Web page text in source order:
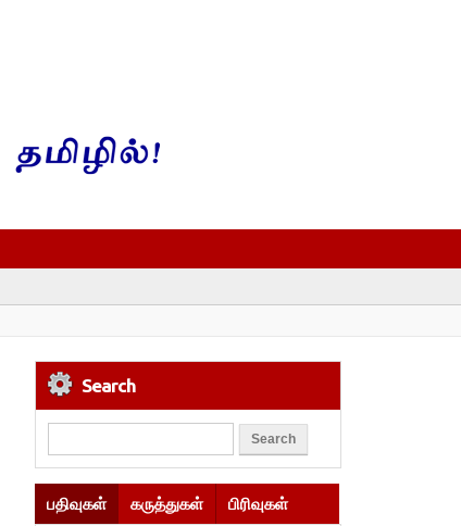
Search
பதிவுகள் கருத்துகள் பிரிவுகள்